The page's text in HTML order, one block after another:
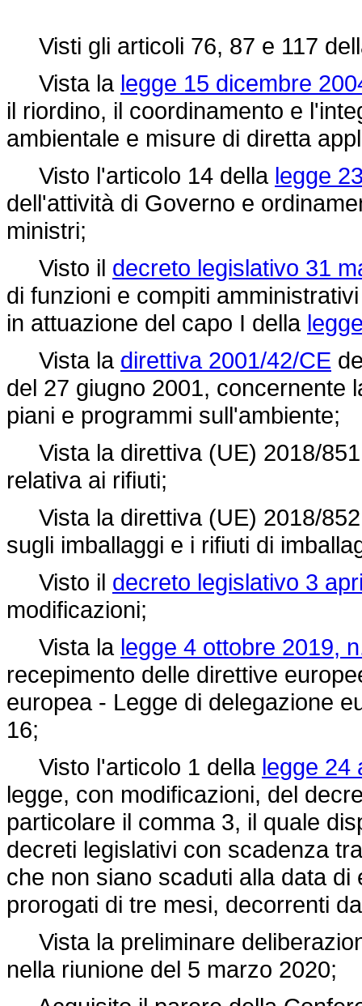
Visti gli articoli 76, 87 e 117
Vista la legge 15 dicembre
il riordino, il coordinamento e
ambientale e misure di diretta
Visto l'articolo 14 della legge
dell'attività di Governo e
ministri;
Visto il decreto legislativo 31
di funzioni e compiti
in attuazione del capo I della
Vista la direttiva 2001/42/CE
del 27 giugno 2001, concernente
piani e programmi sull'ambiente;
Vista la direttiva (UE) 2018/
relativa ai rifiuti;
Vista la direttiva (UE) 2018/
sugli imballaggi e i rifiuti di
Visto il decreto legislativo 3
modificazioni;
Vista la legge 4 ottobre 2019,
recepimento delle direttive
europea - Legge di delegazione
16;
Visto l'articolo 1 della legge 24
legge, con modificazioni, del
particolare il comma 3, il quale
decreti legislativi con scadenza
che non siano scaduti alla data
prorogati di tre mesi, decorrenti
Vista la preliminare
nella riunione del 5 marzo 2020;